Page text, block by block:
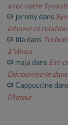
avec votre
jeremy dans
intense et
lila dans
à Vénus
maja dans Est-
Découvrez-le
Cappuccine
l’Amour